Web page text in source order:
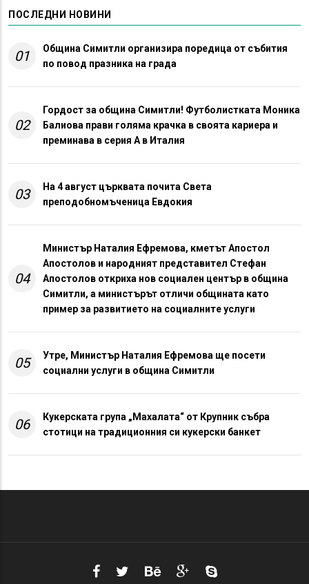
ПОСЛЕДНИ НОВИНИ
01
Община Симитли организира поредица от събития
по повод празника на града
02
Гордост за община Симитли! Футболистката Моника
Балиова прави голяма крачка в своята кариера и
преминава в серия А в Италия
03
На 4 август църквата почита Света
преподобномъченица Евдокия
04
Министър Наталия Ефремова, кметът Апостол
Апостолов и народният представител Стефан
Апостолов откриха нов социален център в община
Симитли, а министърът отличи общината като
пример за развитието на социалните услуги
05
Утре, Министър Наталия Ефремова ще посети
социални услуги в община Симитли
06
Кукерската група „Махалата“ от Крупник събра
стотици на традиционния си кукерски банкет